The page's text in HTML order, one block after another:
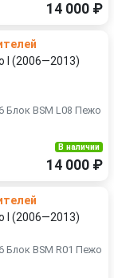
14 000 ₽
I (2006—2013)
Блок BSM L08 Пежо
В наличии
14 000 ₽
I (2006—2013)
Блок BSM R01 Пежо